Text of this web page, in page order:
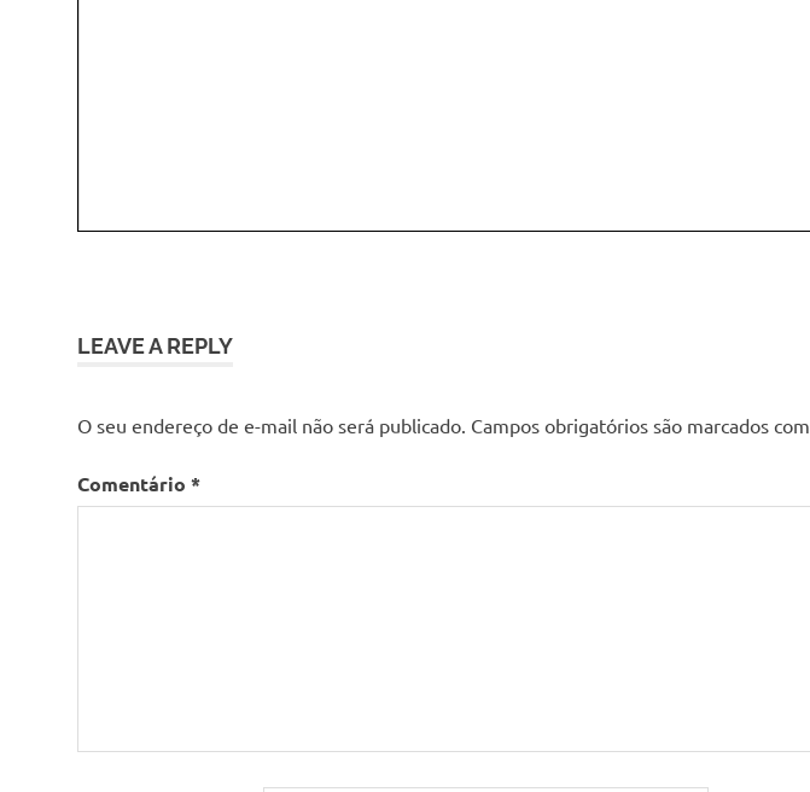
LEAVE A REPLY
O seu endereço de e-mail não será publicado. Campos obrigatórios são marcados com
Comentário *